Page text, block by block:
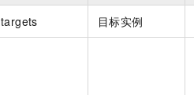
targets 目标实例